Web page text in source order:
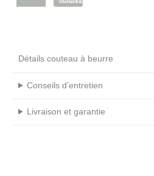
Détails couteau à beurre
Conseils d’entretien
Livraison et garantie